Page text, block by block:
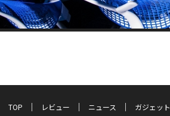
TOP レビュー ニュース ガジェット